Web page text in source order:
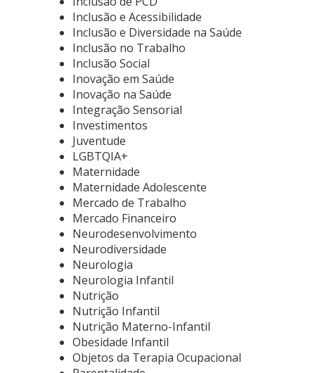
Inclusão e Acessibilidade
Inclusão e Diversidade na Saúde
Inclusão no Trabalho
Inclusão Social
Inovação em Saúde
Inovação na Saúde
Integração Sensorial
Investimentos
Juventude
LGBTQIA+
Maternidade
Maternidade Adolescente
Mercado de Trabalho
Mercado Financeiro
Neurodesenvolvimento
Neurodiversidade
Neurologia
Neurologia Infantil
Nutrição
Nutrição Infantil
Nutrição Materno-Infantil
Obesidade Infantil
Objetos da Terapia Ocupacional